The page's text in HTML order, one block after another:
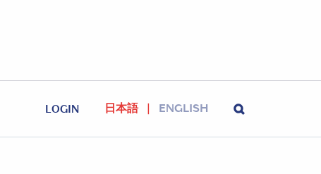
LOGIN 日本語 ENGLISH